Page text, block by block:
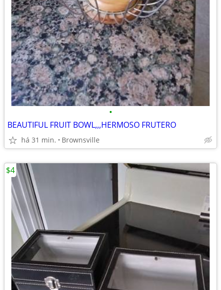
•
BEAUTIFUL FRUIT BOWL,,,HERMOSO FRUTERO
há 31 min. Brownsville
$4